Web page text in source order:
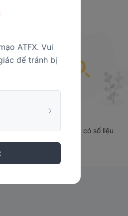
Tạm không có số liệu
ATFX. Vui
để tránh bị